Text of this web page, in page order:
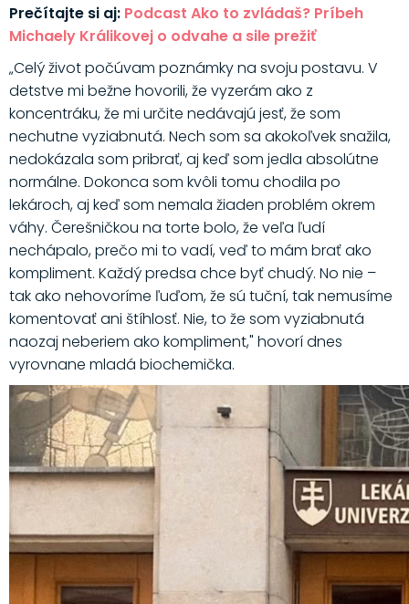
Prečítajte si aj: Podcast Ako to zvládaš? Príbeh
Michaely Králikovej o odvahe a sile prežiť
„Celý život počúvam poznámky na svoju postavu. V
detstve mi bežne hovorili, že vyzerám ako z
koncentráku, že mi určite nedávajú jesť, že som
nechutne vyziabnutá. Nech som sa akokoľvek snažila,
nedokázala som pribrať, aj keď som jedla absolútne
normálne. Dokonca som kvôli tomu chodila po
lekároch, aj keď som nemala žiaden problém okrem
váhy. Čerešničkou na torte bolo, že veľa ľudí
nechápalo, prečo mi to vadí, veď to mám brať ako
kompliment. Každý predsa chce byť chudý. No nie –
tak ako nehovoríme ľuďom, že sú tuční, tak nemusíme
komentovať ani štíhlosť. Nie, to že som vyziabnutá
naozaj neberiem ako kompliment," hovorí dnes
vyrovnane mladá biochemička.